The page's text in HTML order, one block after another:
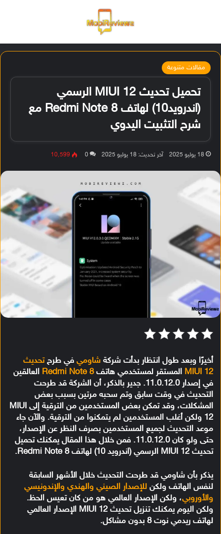
مقالات متنوعة
تحميل تحديث MIUI 12 الرسمي
(اندرويد10) لهاتف Redmi Note 8 مع
شرح التثبيت اليدوي
18 يوليو 2025 آخر تحديث: 18 يوليو 2025 0 10٬599
أخيرًا وبعد طول انتظار بدأت شركة شاومي في طرحتحديث
MIUI 12 المستقر لمستخدمي هاتفRedmi Note 8 العالقين
في إصدار 11.0.12.0. جدير بالذكر، أن الشركة قد طرحت
التحديث في وقت سابق وتم سحبه مرتين بسبب بعض
المشكلات، وقد تمكن بعض المستخدمين من الترقية إلى MIUI
12 ولكن أغلب المستخدمين لم يتمكنوا من الترقية. والآن جاء
موعد التحديث لجميع المستخدمين بصرف النظر عن الإصدار،
حتى ولو كان 11.0.12.0. فمن خلال هذا المقال يمكنك تحميل
تحديث MIUI 12 الرسمي (اندرويد 10) لهاتف Redmi Note 8.
يذكر بأن شاومي قد طرحت التحديث خلال الأشهر السابقة
لنفس الهاتف ولكن للإصدار الصيني والهندي والإندونيسي
والأوروبي، ولكن الإصدار العالمي هو من كان تعيس الحظ.
ولكن اليوم يمكنك تنزيل تحديث MIUI 12 الإصدار العالمي
لهاتف ريدمي نوت 8 بدون مشاكل.